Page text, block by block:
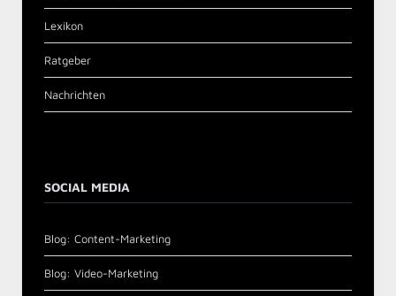
Lexikon
Ratgeber
Nachrichten
SOCIAL MEDIA
Blog: Content-Marketing
Blog: Video-Marketing